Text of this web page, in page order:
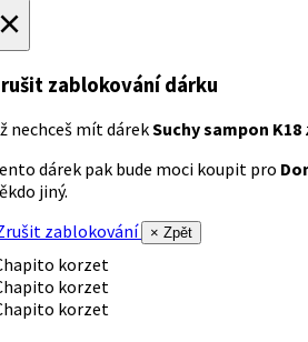
zablokování dárku
nechceš mít dárekSuchy sampon K18
dárek pak bude moci koupit pro
jiný.
zablokování
× Zpět